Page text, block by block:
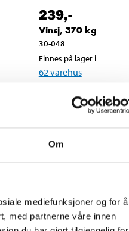
Om
mediefunksjoner og for å
med partnerne våre innen
239,-
Vinsj, 370 kg
30-048
Finnes på lager i
62varehus